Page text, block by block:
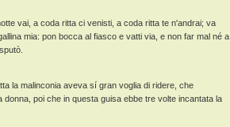
vai, a coda ritta ci venisti, a coda ritta te n'andrai; va
mia: pon bocca al fiasco e vatti via, e non far mal né a
la malinconia aveva sí gran voglia di ridere, che
donna, poi che in questa guisa ebbe tre volte incantata la